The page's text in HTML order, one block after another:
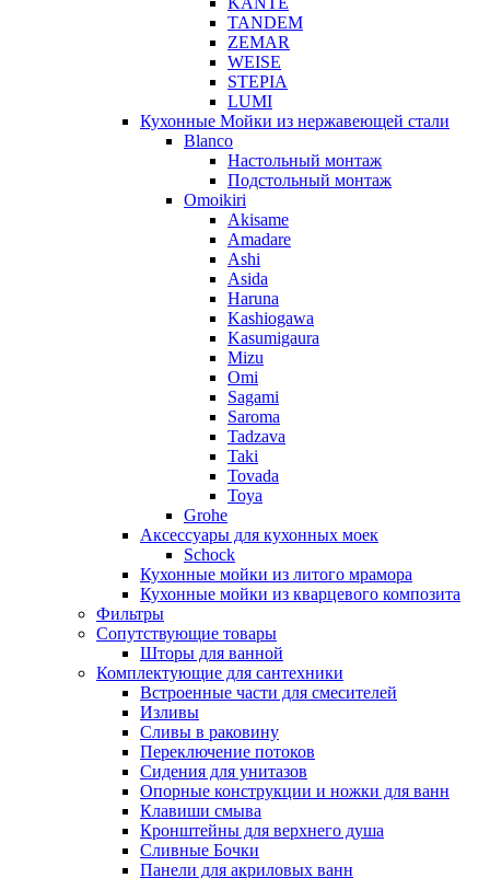
TANDEM
ZEMAR
WEISE
STEPIA
LUMI
Кухонные Мойки из нержавеющей стали
Blanco
Настольный монтаж
Подстольный монтаж
Omoikiri
Akisame
Amadare
Ashi
Asida
Haruna
Kashiogawa
Kasumigaura
Mizu
Omi
Sagami
Saroma
Tadzava
Taki
Tovada
Toya
Grohe
Аксессуары для кухонных моек
Schock
Кухонные мойки из литого мрамора
Кухонные мойки из кварцевого композита
Фильтры
Сопутствующие товары
Шторы для ванной
Комплектующие для сантехники
Встроенные части для смесителей
Изливы
Сливы в раковину
Переключение потоков
Сидения для унитазов
Опорные конструкции и ножки для ванн
Клавиши смыва
Кронштейны для верхнего душа
Сливные Бочки
Панели для акриловых ванн